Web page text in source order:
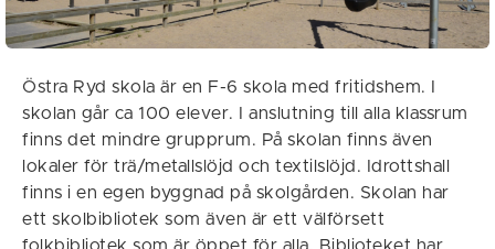
Östra Ryd skola är en F-6 skola med fritidshem. I
skolan går ca 100 elever. I anslutning till alla klassrum
finns det mindre grupprum. På skolan finns även
lokaler för trä/metallslöjd och textilslöjd. Idrottshall
finns i en egen byggnad på skolgården. Skolan har
ett skolbibliotek som även är ett välförsett